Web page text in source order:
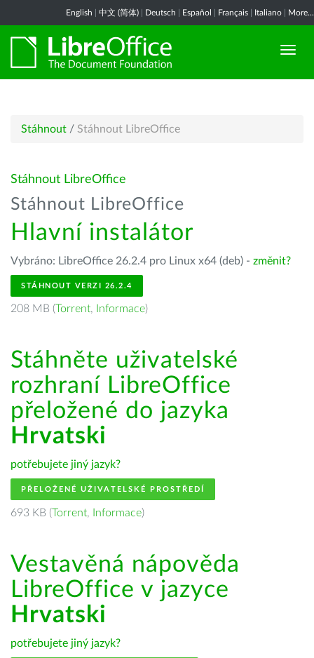
English 中文 (简体) Deutsch Español Français Italiano More...
Stáhnout / Stáhnout LibreOffice
Stáhnout LibreOffice
Stáhnout LibreOffice
Hlavní instalátor
Vybráno: LibreOffice 26.2.4 pro Linux x64 (deb) - změnit?
STÁHNOUT VERZI 26.2.4
208 MB (Torrent, Informace)
Stáhněte uživatelské
rozhraní LibreOffice
přeložené do jazyka
Hrvatski
potřebujete jiný jazyk?
PŘELOŽENÉ UŽIVATELSKÉ PROSTŘEDÍ
693 KB (Torrent, Informace)
Vestavěná nápověda
LibreOffice v jazyce
Hrvatski
potřebujete jiný jazyk?